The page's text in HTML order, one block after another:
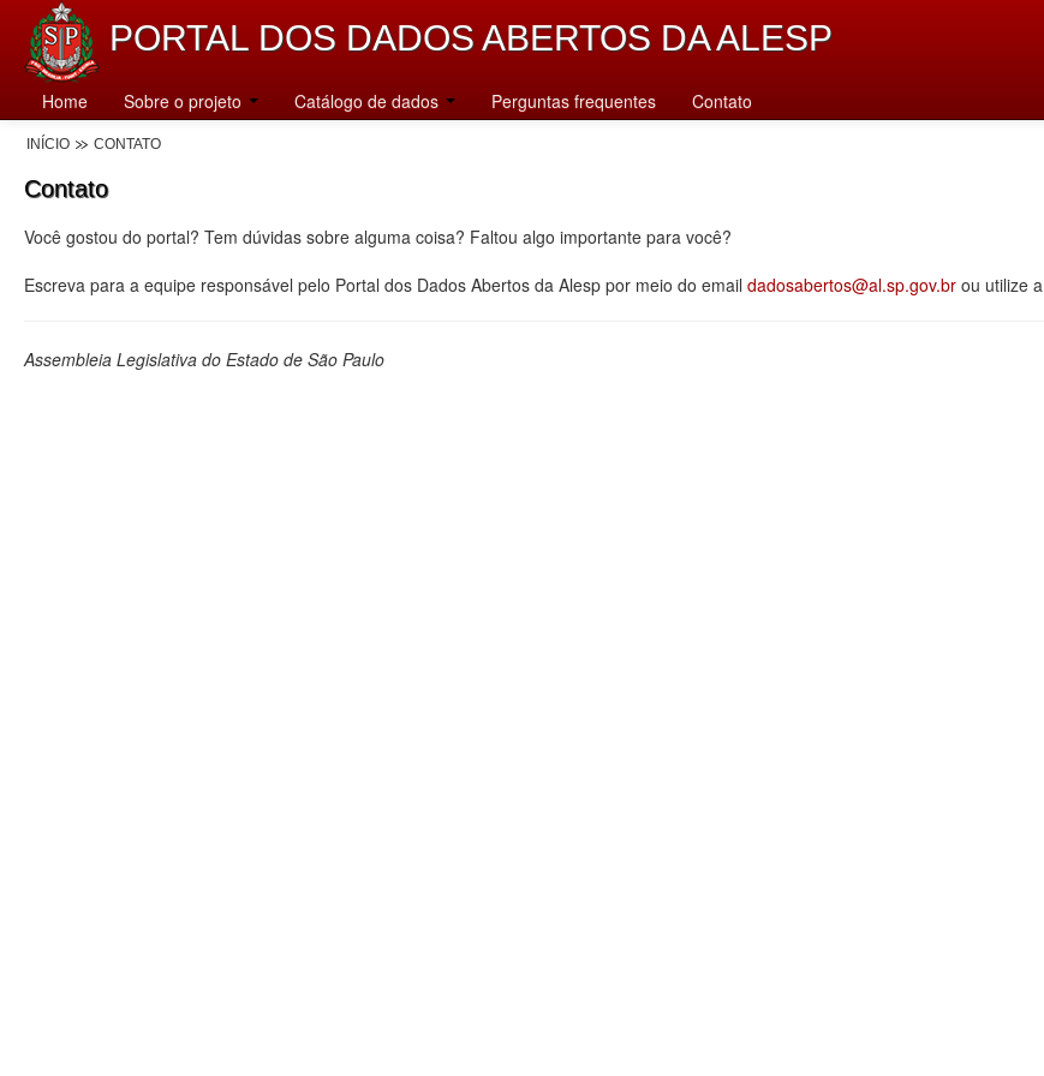
PORTAL DOS DADOS ABERTOS DA ALESP
Home Sobre o projeto Catálogo de dados Perguntas frequentes Contato
INÍCIO CONTATO
Contato
Você gostou do portal? Tem dúvidas sobre alguma coisa? Faltou algo importante para você?
Escreva para a equipe responsável pelo Portal dos Dados Abertos da Alesp por meio do email dadosabertos@al.sp.gov.br ou utilize a
Assembleia Legislativa do Estado de São Paulo